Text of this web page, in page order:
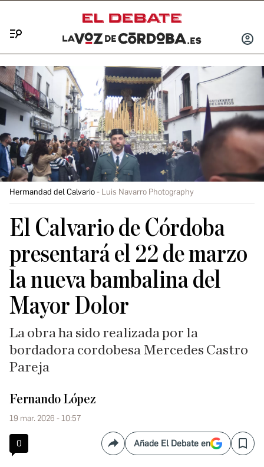
INICIAR
Hermandad del Calvario Luis Navarro Photography
El Calvario de Córdoba
presentará el 22 de marzo
la nueva bambalina del
Mayor Dolor
La obra ha sido realizada por la
bordadora cordobesa Mercedes Castro
Pareja
Fernando López
19 mar. 2026 - 10:57
0 CompartirAñade El Debate en Save